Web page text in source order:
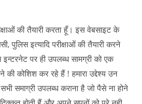
की तैयारी करता हूँ। इस वेबसाइट के
पुलिस इत्यादि परीक्षाओं की तैयारी करने
पर ही उपलब्ध सामग्री को एक
कोशिश कर रहे हैं ! हमारा उद्देश्य उन
सभी समाग्री उपलब्ध कराना है जो पैसे ना होने